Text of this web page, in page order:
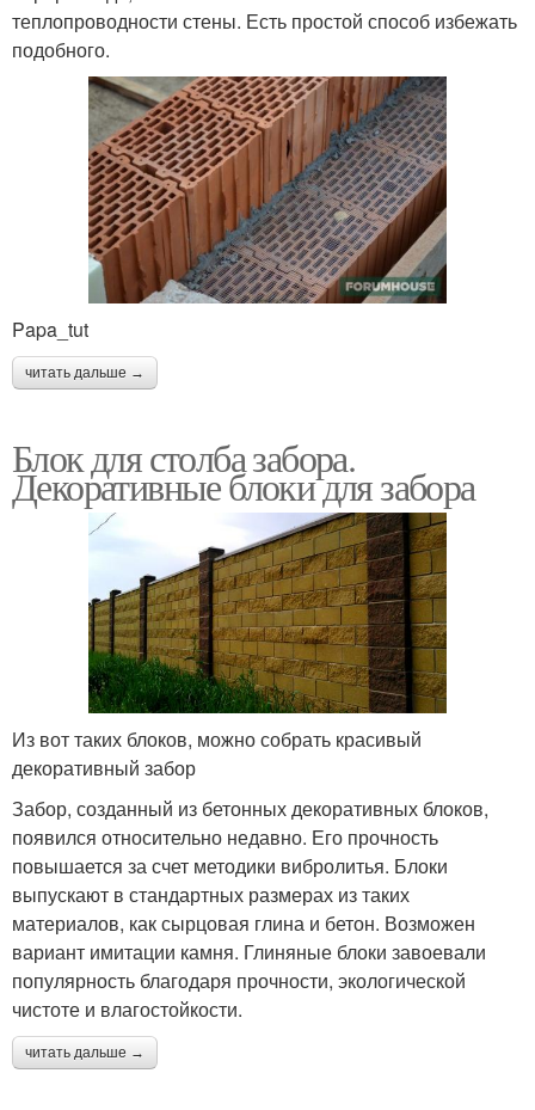
теплопроводности стены. Есть простой способ избежать
подобного.
Papa_tut
читать дальше →
Блок для столба забора.
Декоративные блоки для забора
Из вот таких блоков, можно собрать красивый
декоративный забор
Забор, созданный из бетонных декоративных блоков,
появился относительно недавно. Его прочность
повышается за счет методики вибролитья. Блоки
выпускают в стандартных размерах из таких
материалов, как сырцовая глина и бетон. Возможен
вариант имитации камня. Глиняные блоки завоевали
популярность благодаря прочности, экологической
чистоте и влагостойкости.
читать дальше →